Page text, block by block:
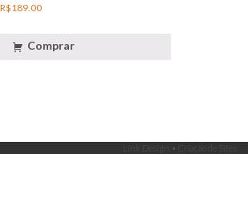
R$189.00
Comprar
Link Design • Criação de Sites